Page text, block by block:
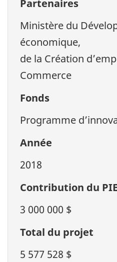
Partenaires
Ministère du
économique,
de la Création
Commerce
Fonds
Programme
Année
2018
Contribution du PIE
3 000 000 $
Total du projet
5 577 528 $